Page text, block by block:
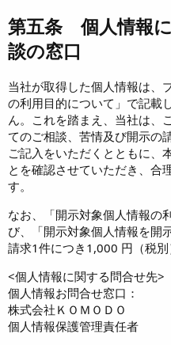
第五条 個人情報
談の窓口
当社が取得した個人情報は、
の利用目的について」で記載
ん。これを踏まえ、当社は、
てのご相談、苦情及び開示の
ご記入をいただくとともに、
とを確認させていただき、合
す。
なお、「開示対象個人情報の
び、「開示対象個人情報を開
請求1件につき1,000 円（税別
<個人情報に関する問合せ先>
個人情報お問合せ窓口：
株式会社ＫＯＭＯＤＯ
個人情報保護管理責任者